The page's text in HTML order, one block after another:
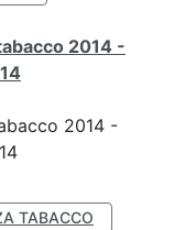
2014 -
2014 -
TABACCO